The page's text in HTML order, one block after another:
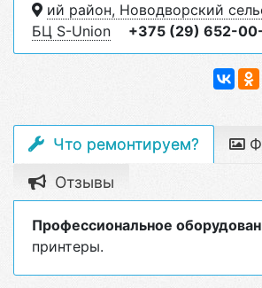
ий район, Новодворский
БЦ S-Union
+375 (29) 652-
Что ремонтируем?
Отзывы
Профессиональное
принтеры.